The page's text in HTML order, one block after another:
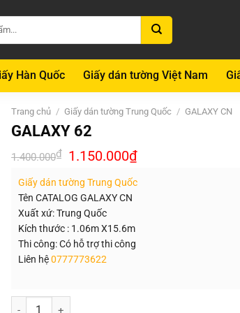
Hàn Quốc Giấy dán tường Việt Nam
Trang chủ / Giấy dán tường Trung Quốc / GALAXY CN
GALAXY 62
1.400.000₫ Giá
gốc
1.400.000₫.
1.150.000₫Giá
hiện
là:
Giấy dán tường Trung Quốc
Tên CATALOG GALAXY CN
Xuất xứ: Trung Quốc
Kích thước : 1.06m X15.6m
Thi công: Có hỗ trợ thi công
Liên hệ0777773622
Số lượng